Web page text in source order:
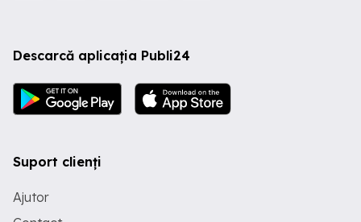
Descarcă aplicația Publi24
Suport clienți
Ajutor